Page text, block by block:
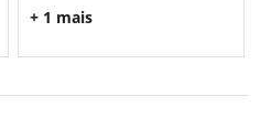
+ 1 mais